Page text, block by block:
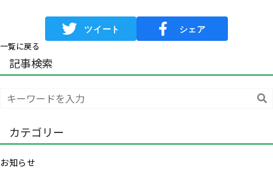
一覧に戻る
記事検索
カテゴリー
お知らせ